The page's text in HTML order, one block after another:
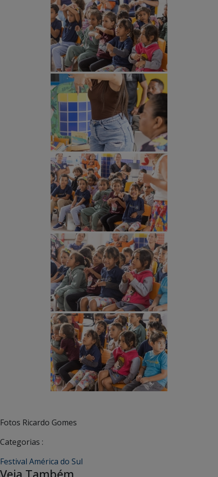
Fotos Ricardo Gomes
Categorias :
Festival América do Sul